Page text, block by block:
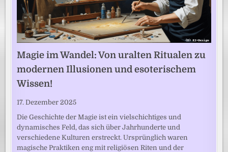
Magie im Wandel: Von uralten Ritualen zu
modernen Illusionen und esoterischem
Wissen!
17. Dezember 2025
Die Geschichte der Magie ist ein vielschichtiges und
dynamisches Feld, das sich über Jahrhunderte und
verschiedene Kulturen erstreckt. Ursprünglich waren
magische Praktiken eng mit religiösen Riten und der